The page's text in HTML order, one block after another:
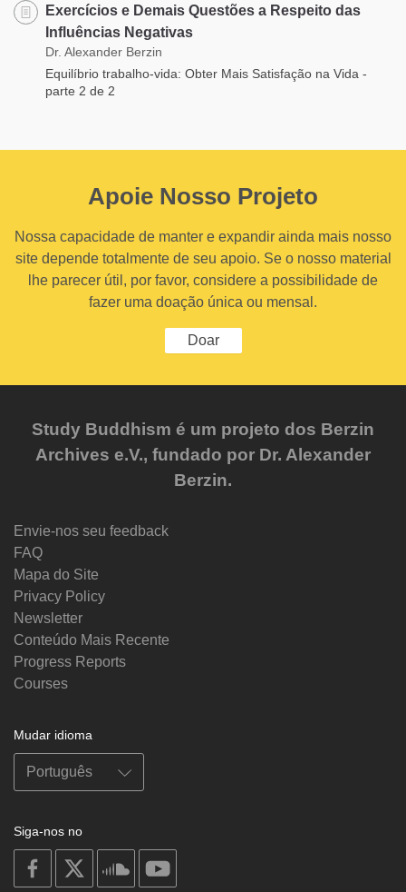
Exercícios e Demais Questões a Respeito das
Influências Negativas
Dr. Alexander Berzin
Equilíbrio trabalho-vida: Obter Mais Satisfação na Vida -
parte 2 de 2
Apoie Nosso Projeto
Nossa capacidade de manter e expandir ainda mais nosso
site depende totalmente de seu apoio. Se o nosso material
lhe parecer útil, por favor, considere a possibilidade de
fazer uma doação única ou mensal.
Doar
Study Buddhism é um projeto dos Berzin
Archives e.V., fundado por Dr. Alexander
Berzin.
Envie-nos seu feedback
FAQ
Mapa do Site
Privacy Policy
Newsletter
Conteúdo Mais Recente
Progress Reports
Courses
Mudar idioma
Siga-nos no
on
facebook
soundcloud